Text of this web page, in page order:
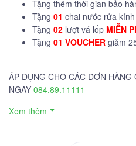
Tặng thêm thời gian bảo
Tặng 01 chai nước rửa kính
Tặng 02 lượt vá lốp MIỄN
Tặng 01 VOUCHER giảm
ÁP DỤNG CHO CÁC ĐƠN HÀNG
NGAY 084.89.11111
Xem thêm